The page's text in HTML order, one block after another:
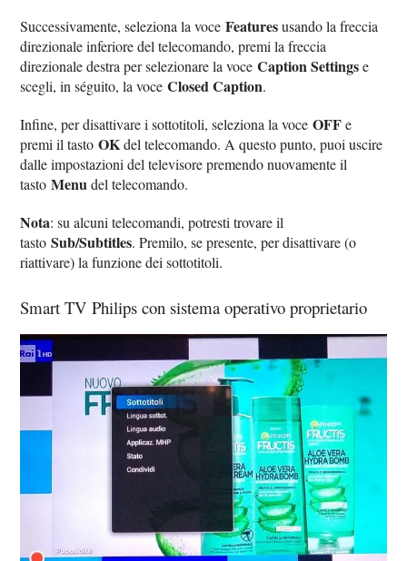
Successivamente, seleziona la voceFeaturesusando la freccia
direzionale inferiore del telecomando, premi la freccia
direzionale destra per selezionare la voceCaption Settingse
scegli, in séguito, la voceClosed Caption.
Infine, per disattivare i sottotitoli, seleziona la voceOFFe
premi il tastoOKdel telecomando. A questo punto, puoi uscire
dalle impostazioni del televisore premendo nuovamente il
tastoMenudel telecomando.
Nota: su alcuni telecomandi, potresti trovare il
tastoSub/Subtitles. Premilo, se presente, per disattivare (o
riattivare) la funzione dei sottotitoli.
Smart TV Philips con sistema operativo proprietario